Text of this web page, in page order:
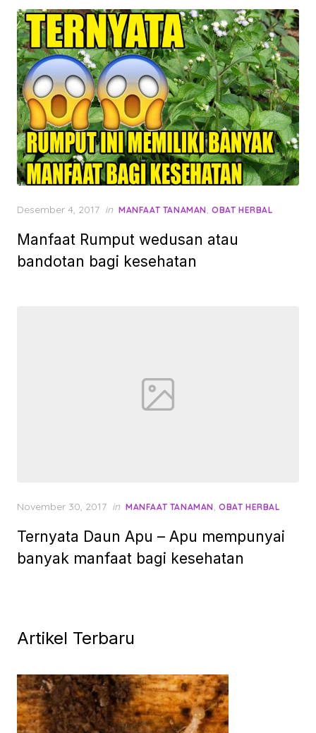
Posted
Desember 4, 2017 in MANFAAT TANAMAN, OBAT HERBAL
Manfaat Rumput wedusan atau
bandotan bagi kesehatan
Posted
November 30, 2017 in MANFAAT TANAMAN, OBAT HERBAL
Ternyata Daun Apu – Apu mempunyai
banyak manfaat bagi kesehatan
Artikel Terbaru